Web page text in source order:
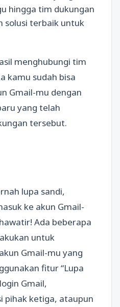
hingga tim dukungan
solusi terbaik untuk
menghubungi tim
kamu sudah bisa
Gmail-mu dengan
yang telah
tersebut.
lupa sandi,
ke akun Gmail-
Ada beberapa
untuk
Gmail-mu yang
fitur “Lupa
Gmail,
pihak ketiga, ataupun